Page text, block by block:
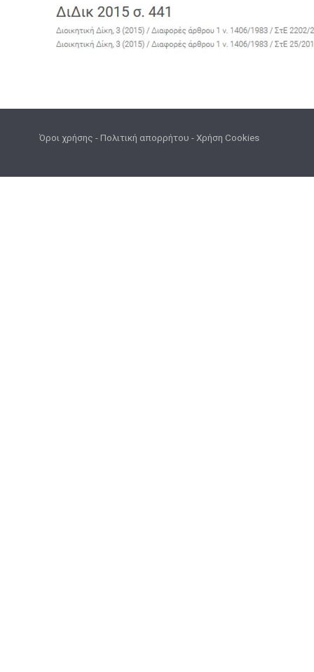
Όροι χρήσης -Πολιτική απορρήτου -Χρήση Cookies